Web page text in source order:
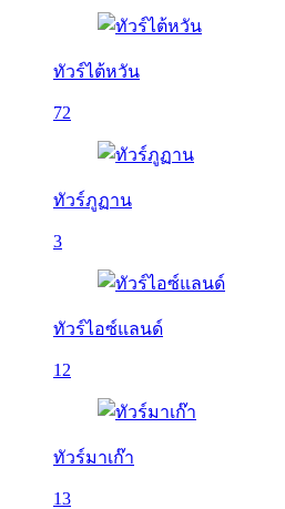
ทัวร์ไต้หวัน
72
ทัวร์ภูฏาน
3
ทัวร์ไอซ์แลนด์
12
ทัวร์มาเก๊า
13